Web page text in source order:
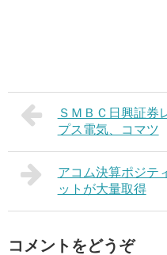
ＳＭＢＣ日興証券
プス電気、コマツ
アコム決算ポジテ
ットが大量取得
コメントをどうぞ